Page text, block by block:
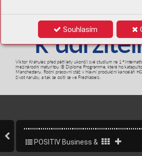
Souhlasím
Má cesta
k udržitel
Viktor Krahulec před pě lety ukončil své studium na 1 st Interna
mezinárodní maturitou IB Diploma Programme, která ho ka
Manchesteru. Roční pracovní stáž v hlavní produkční kanceláři
život naruby, a t ak se ocitl se ve Freshlabels.
POSITIV Business & Style 4/2022